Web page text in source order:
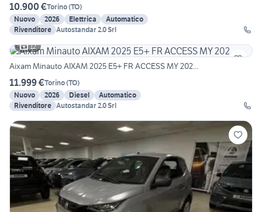
10.900 €Torino(TO)
Nuovo
2026 Elettrica
Automatico
Rivenditore Autostandar 2.0 Srl
12
Aixam Minauto AIXAM 2025 E5+ FR ACCESS MY 202...
11.999 €Torino(TO)
Nuovo
2026 Diesel
Automatico
Rivenditore Autostandar 2.0 Srl